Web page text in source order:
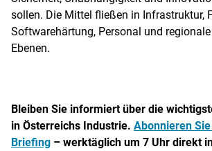
sollen. Die Mittel fließen in Infrastruktur,
Softwarehärtung, Personal und
Ebenen.
Bleiben Sie informiert über die
in Österreichs Industrie. Abonnieren
Briefing – werktäglich um 7 Uhr direkt